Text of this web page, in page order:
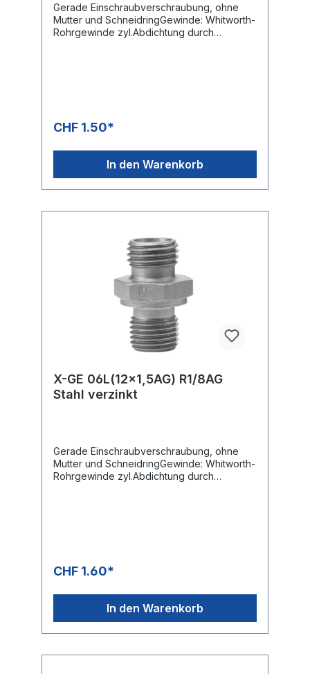
Gerade Einschraubverschraubung, ohne
Mutter und SchneidringGewinde: Whitworth-
Rohrgewinde zyl.Abdichtung durch
CHF 1.50*
In den Warenkorb
X-GE 06L(12x1,5AG) R1/8AG
Stahl verzinkt
Gerade Einschraubverschraubung, ohne
Mutter und SchneidringGewinde: Whitworth-
Rohrgewinde zyl.Abdichtung durch
CHF 1.60*
In den Warenkorb